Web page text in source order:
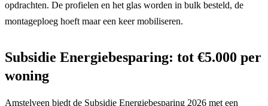
opdrachten. De profielen en het glas worden in bulk besteld, de
montageploeg hoeft maar een keer mobiliseren.
Subsidie Energiebesparing: tot €5.000 per
woning
Amstelveen biedt de Subsidie Energiebesparing 2026 met een